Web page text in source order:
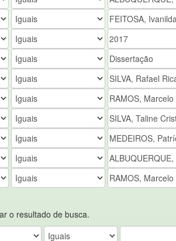
o resultado de busca.